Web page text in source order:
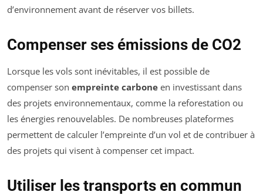
d’environnement avant de réserver vos billets.
Compenser ses émissions de CO2
Lorsque les vols sont inévitables, il est possible de
compenser son empreinte carbone en investissant dans
des projets environnementaux, comme la reforestation ou
les énergies renouvelables. De nombreuses plateformes
permettent de calculer l’empreinte d’un vol et de contribuer à
des projets qui visent à compenser cet impact.
Utiliser les transports en commun